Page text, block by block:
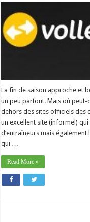
La fin de saison approche et
un peu partout. Mais où peut-
dehors des sites officiels des
un excellent site (informel)
d’entraîneurs mais
qui …
Read More »